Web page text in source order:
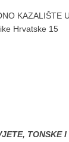
KAZALIŠTE
Hrvatske 15
TONSKE I